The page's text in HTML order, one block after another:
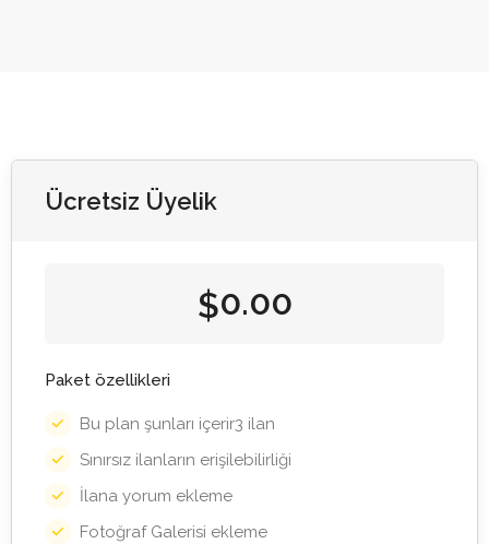
Ücretsiz Üyelik
$0.00
Paket özellikleri
Bu plan şunları içerir3 ilan
Sınırsız ilanların erişilebilirliği
İlana yorum ekleme
Fotoğraf Galerisi ekleme